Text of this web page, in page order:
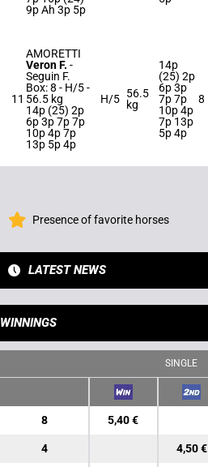
9p Ah 3p 5p
11
AMORETTI
Veron F. -
Seguin F.
Box: 8 - H/5 -
56.5 kg
14p (25) 2p
6p 3p 7p 7p
10p 4p 7p
13p 5p 4p
H/5 56.5
kg
14p
(25) 2p
6p 3p
7p 7p
10p 4p
7p 13p
5p 4p
8
Presence of favorite horses
LATEST NEWS
WINNINGS
SINGLE
8 5,40 €
4 4,50 €